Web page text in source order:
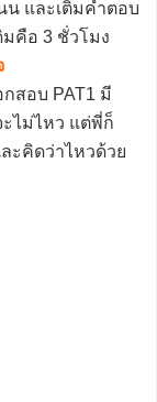
น และเติมคำตอบ
มคือ 3 ชั่วโมง
สอบ PAT1 มี
ไม่ไหว แต่พี่ก็
ะคิดว่าไหวด้วย